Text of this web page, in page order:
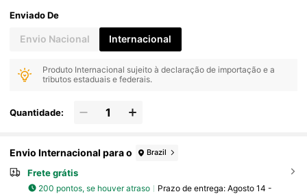
Enviado De
Envio Nacional Internacional
Produto Internacional sujeito à declaração de importação e a
tributos estaduais e federais.
Quantidade:
Envio Internacional para o Brazil
Frete grátis
200 pontos, se houver atraso Prazo de entrega: Agosto 14 -